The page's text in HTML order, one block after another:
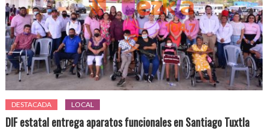
DESTACADA LOCAL
DIF estatal entrega aparatos funcionales en Santiago Tuxtla